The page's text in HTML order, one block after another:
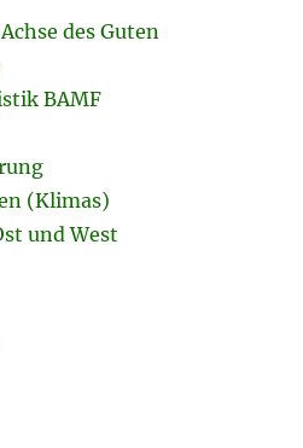
des Guten
BAMF
(Klimas)
und West